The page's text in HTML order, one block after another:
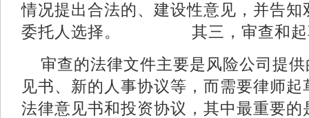
情况提出合法的、建设性意见，并告
委托人选择。 其三，审查和
审查的法律文件主要是风险公司提
见书、新的人事协议等，而需要律师
法律意见书和投资协议，其中最重要